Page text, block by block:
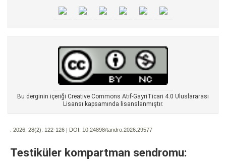
Bu derginin içeriği Creative Commons Atıf-GayriTicari 4.0 Uluslararası
Lisansı kapsamında lisanslanmıştır.
. 2026; 28(2): 122-126 | DOI: 10.24898/tandro.2026.29577
Testiküler kompartman sendromu: